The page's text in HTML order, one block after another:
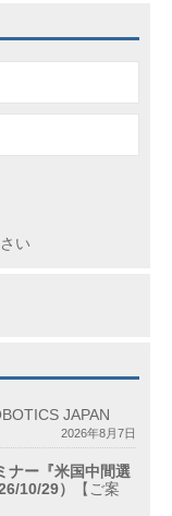
い
JAPAN
2026年8月7日
ナー『米国中間選
10/29）
【ご案